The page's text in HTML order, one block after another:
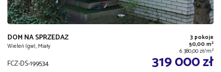
DOM NA SPRZEDAŻ
Wieleń (gw), Miały
3 pokoje
50,00 m2
6 380,00 zł/m2
FCZ-DS-199534 319 000 zł